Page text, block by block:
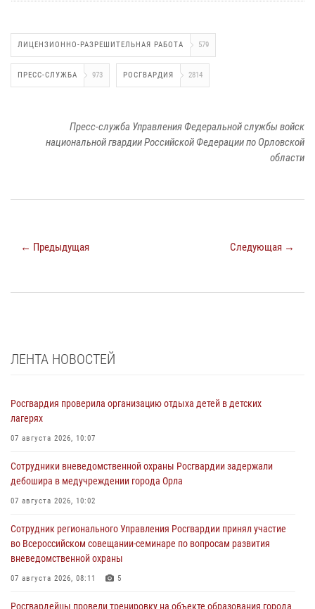
ЛИЦЕНЗИОННО-РАЗРЕШИТЕЛЬНАЯ РАБОТА 579
ПРЕСС-СЛУЖБА 973 РОСГВАРДИЯ 2814
Пресс-служба Управления Федеральной службы войск
национальной гвардии Российской Федерации по Орловской
области
← Предыдущая Следующая →
ЛЕНТА НОВОСТЕЙ
Росгвардия проверила организацию отдыха детей в детских
лагерях
07 августа 2026, 10:07
Сотрудники вневедомственной охраны Росгвардии задержали
дебошира в медучреждении города Орла
07 августа 2026, 10:02
Сотрудник регионального Управления Росгвардии принял участие
во Всероссийском совещании-семинаре по вопросам развития
вневедомственной охраны
07 августа 2026, 08:11 5
Росгвардейцы провели тренировку на объекте образования города